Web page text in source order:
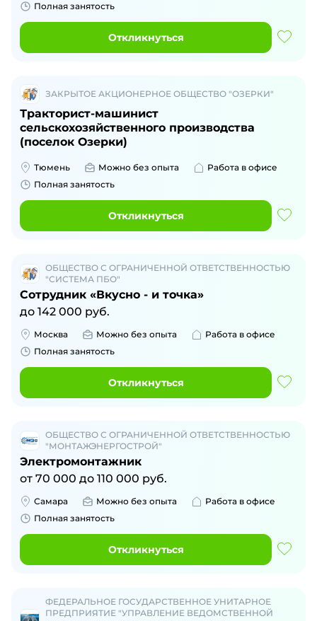
Полная занятость
Откликнуться
ЗАКРЫТОЕ АКЦИОНЕРНОЕ ОБЩЕСТВО "ОЗЕРКИ"
Тракторист-машинист
сельскохозяйственного производства
(поселок Озерки)
Тюмень Можно без опыта
Работа в офисе
Полная занятость
Откликнуться
ОБЩЕСТВО С ОГРАНИЧЕННОЙ ОТВЕТСТВЕННОСТЬЮ
"СИСТЕМА ПБО"
Сотрудник «Вкусно - и точка»
до 142 000 руб.
Москва Можно без опыта
Работа в офисе
Полная занятость
Откликнуться
ОБЩЕСТВО С ОГРАНИЧЕННОЙ ОТВЕТСТВЕННОСТЬЮ
"МОНТАЖЭНЕРГОСТРОЙ"
Электромонтажник
от 70 000 до 110 000 руб.
Самара Можно без опыта
Работа в офисе
Полная занятость
Откликнуться
ФЕДЕРАЛЬНОЕ ГОСУДАРСТВЕННОЕ УНИТАРНОЕ
ПРЕДПРИЯТИЕ "УПРАВЛЕНИЕ ВЕДОМСТВЕННОЙ